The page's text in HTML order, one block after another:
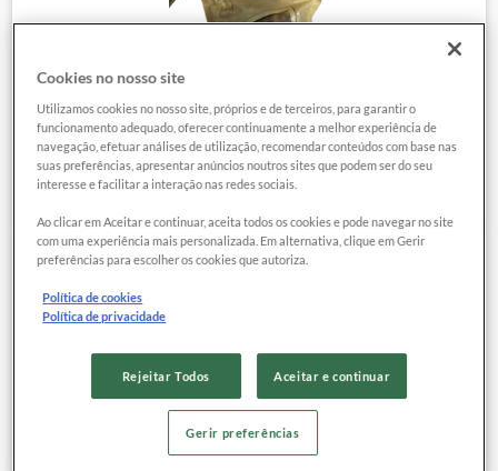
associados
Preço por peso de referência:500,00
Cookies no nosso site
Utilizamos cookies no nosso site, próprios e de terceiros, para garantir o
funcionamento adequado, oferecer continuamente a melhor experiência de
navegação, efetuar análises de utilização, recomendar conteúdos com base nas
suas preferências, apresentar anúncios noutros sites que podem ser do seu
interesse e facilitar a interação nas redes sociais.
Ao clicar em Aceitar e continuar, aceita todos os cookies e pode navegar no site
com uma experiência mais personalizada. Em alternativa, clique em Gerir
preferências para escolher os cookies que autoriza.
Política de cookies
Política de privacidade
Rejeitar Todos Aceitar e continuar
Gerir preferências